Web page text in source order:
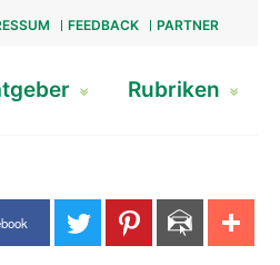
FEEDBACK PARTNER
Rubriken